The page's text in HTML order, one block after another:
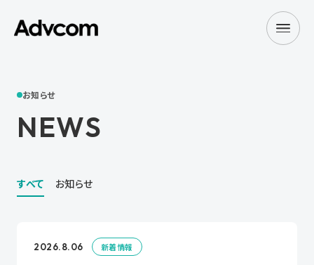
お知らせ
NEWS
すべて お知らせ
2026.8.06 新着情報